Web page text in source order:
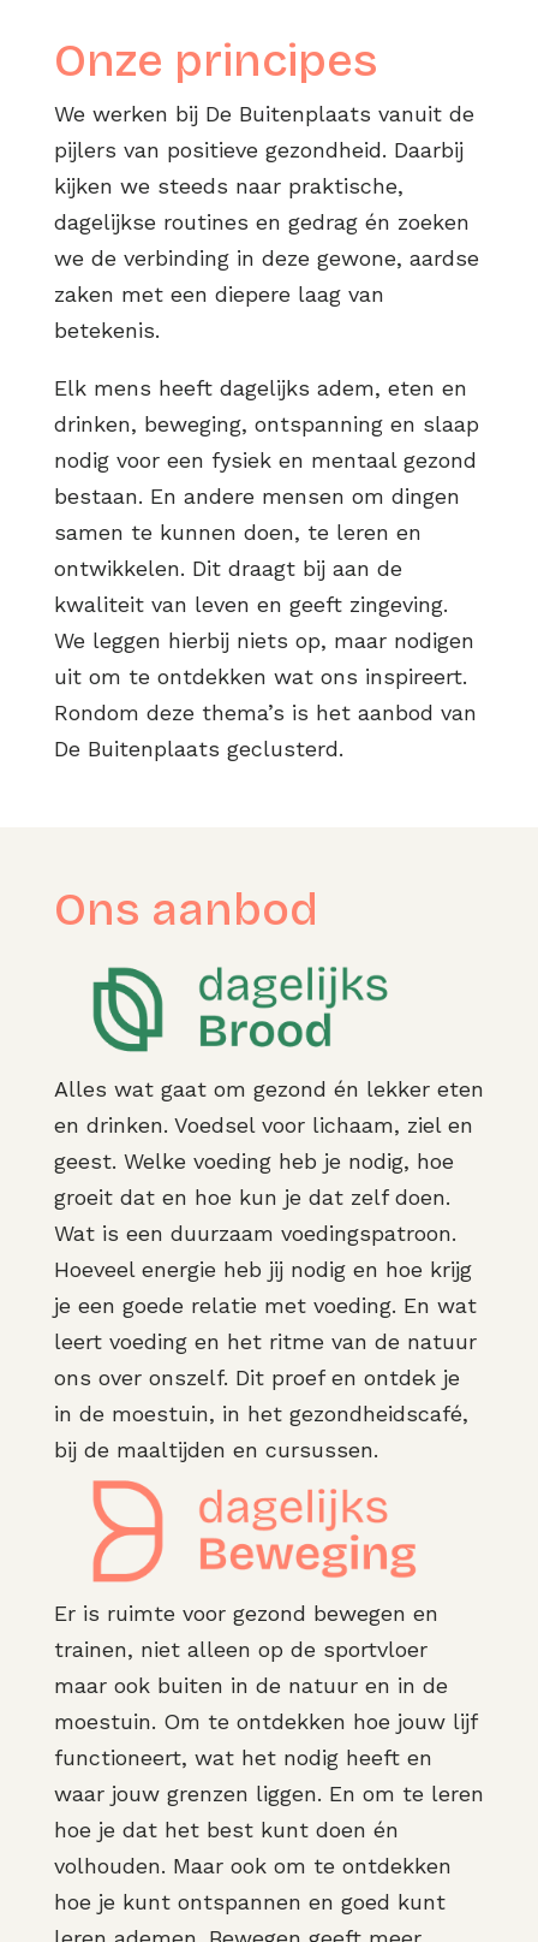
Onze principes
We werken bij De Buitenplaats vanuit de
pijlers van positieve gezondheid. Daarbij
kijken we steeds naar praktische,
dagelijkse routines en gedrag én zoeken
we de verbinding in deze gewone, aardse
zaken met een diepere laag van
betekenis.
Elk mens heeft dagelijks adem, eten en
drinken, beweging, ontspanning en slaap
nodig voor een fysiek en mentaal gezond
bestaan. En andere mensen om dingen
samen te kunnen doen, te leren en
ontwikkelen. Dit draagt bij aan de
kwaliteit van leven en geeft zingeving.
We leggen hierbij niets op, maar nodigen
uit om te ontdekken wat ons inspireert.
Rondom deze thema’s is het aanbod van
De Buitenplaats geclusterd.
Ons aanbod
Alles wat gaat om gezond én lekker eten
en drinken. Voedsel voor lichaam, ziel en
geest. Welke voeding heb je nodig, hoe
groeit dat en hoe kun je dat zelf doen.
Wat is een duurzaam voedingspatroon.
Hoeveel energie heb jij nodig en hoe krijg
je een goede relatie met voeding. En wat
leert voeding en het ritme van de natuur
ons over onszelf. Dit proef en ontdek je
in de moestuin, in het gezondheidscafé,
bij de maaltijden en cursussen.
Er is ruimte voor gezond bewegen en
trainen, niet alleen op de sportvloer
maar ook buiten in de natuur en in de
moestuin. Om te ontdekken hoe jouw lijf
functioneert, wat het nodig heeft en
waar jouw grenzen liggen. En om te leren
hoe je dat het best kunt doen én
volhouden. Maar ook om te ontdekken
hoe je kunt ontspannen en goed kunt